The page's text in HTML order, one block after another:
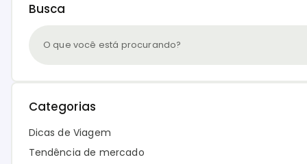
Busca
Categorias
Dicas de Viagem
Tendência de mercado